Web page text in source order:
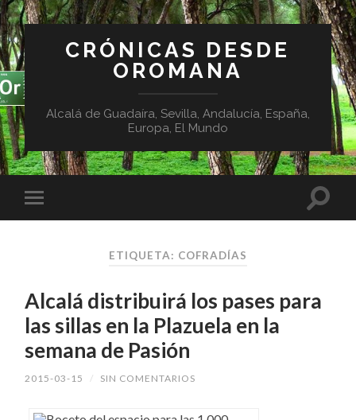
CRÓNICAS DESDE
OROMANA
Alcalá de Guadaíra, Sevilla, Andalucía, España,
Europa, El Mundo
ETIQUETA: COFRADÍAS
Alcalá distribuirá los pases para
las sillas en la Plazuela en la
semana de Pasión
2015-03-15 / SIN COMENTARIOS